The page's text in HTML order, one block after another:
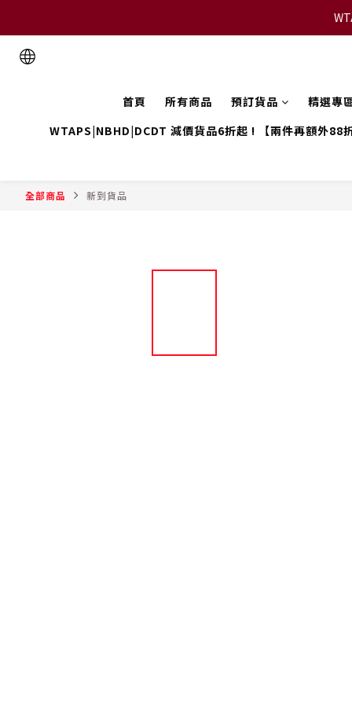
首頁 所有商品 預訂貨品
精選專
WTAPS|NBHD|DCDT 減價貨品6折起 ! 【兩件再額外88
全部商品 新到貨品